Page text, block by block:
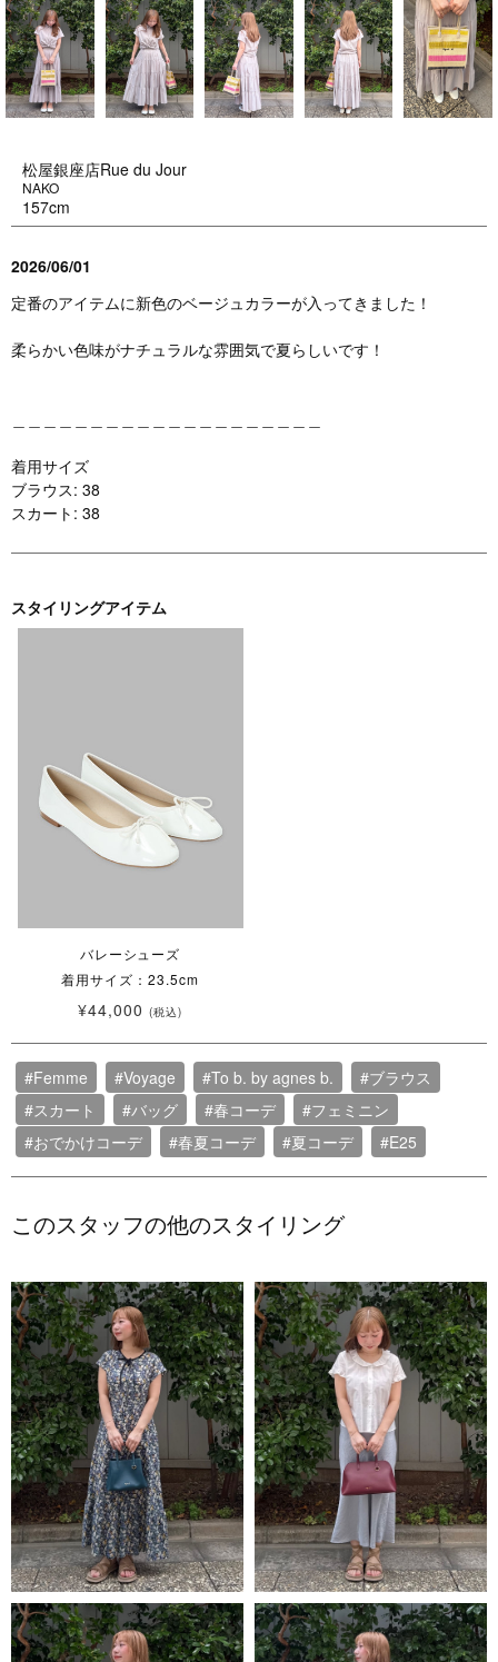
松屋銀座店Rue du Jour
NAKO
157cm
2026/06/01
定番のアイテムに新色のベージュカラーが入ってきました！
柔らかい色味がナチュラルな雰囲気で夏らしいです！
着用サイズ
ブラウス: 38
スカート: 38
スタイリングアイテム
バレーシューズ
着用サイズ：23.5cm
¥44,000 (税込)
#Femme #Voyage #To b. by agnes b.
#ブラウス
#スカート
#バッグ #春コーデ
#フェミニン
#おでかけコーデ
#春夏コーデ #夏コーデ #E25
このスタッフの他のスタイリング